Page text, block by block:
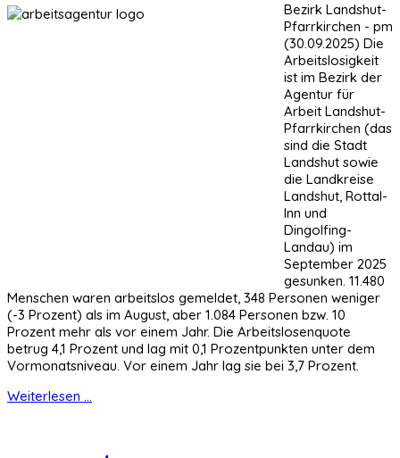
Bezirk Landshut-
Pfarrkirchen - pm
(30.09.2025) Die
Arbeitslosigkeit
ist im Bezirk der
Agentur für
Arbeit Landshut-
Pfarrkirchen (das
sind die Stadt
Landshut sowie
die Landkreise
Landshut, Rottal-
Inn und
Dingolfing-
Landau) im
September 2025
gesunken. 11.480
Menschen waren arbeitslos gemeldet, 348 Personen weniger
(-3 Prozent) als im August, aber 1.084 Personen bzw. 10
Prozent mehr als vor einem Jahr. Die Arbeitslosenquote
betrug 4,1 Prozent und lag mit 0,1 Prozentpunkten unter dem
Vormonatsniveau. Vor einem Jahr lag sie bei 3,7 Prozent.
Weiterlesen ...